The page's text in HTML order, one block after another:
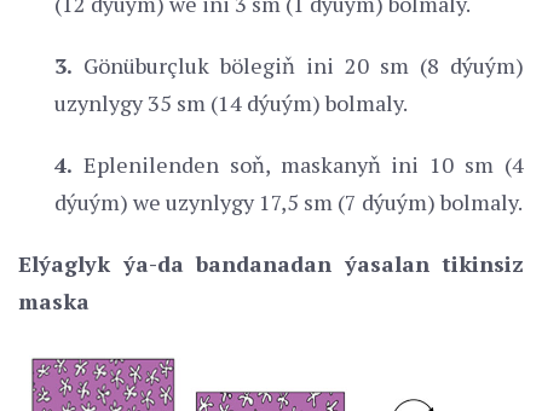
3. Gönüburçluk bölegiň ini 20 sm (8 dýuým)
uzynlygy 35 sm (14 dýuým) bolmaly.
4. Eplenilenden soň, maskanyň ini 10 sm (4
dýuým) we uzynlygy 17,5 sm (7 dýuým) bolmaly.
Elýaglyk ýa-da bandanadan ýasalan tikinsiz
maska